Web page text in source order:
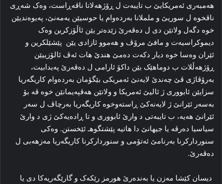
هەمبەری ئەمریکایێ ب تایبەت ل ڕۆژهەلاتا ناڤەڕاست، وەک شەڕی
ناڤخوە ل سوریێ و ململانا بەردەوام یا حوسیێن یەمەنێ، پەیوەندیێن
خوە دگەل ولاتێن دی ل دەڤەرێ زێدەتر یێن ئاڵۆزکرین وەک
دیموکراسیەت و مافێ مرۆڤ و هەموو ئازادی یێن پێشێلکرین و
ئێران وەسا خوە دیار دکەت دەمێ هندێ هات ئەڤ ئالۆزییێن
ڕۆژهەڵلات ب دوماهێک بێن داکۆ ئارامی ل دەڤەرێ پەیدابیت،
بەرۆڤاژی ڤێ چەندێ لایەنێ ئەمریکی بێگۆمان بەردەوام کاریگەریا
سزایێن ئابووری ژ ئالیێ ئەمریکا و ولاتێن هەڤپەیمانێن خوە ڤە بۆ
بەسەر ئێرانێ ژ لایەنەکێ ڕاستەوخوە کاریگەریا بەرچاڤ ل سەر
ئێرانێ هەیە، ب تایبەتی د وارێ ئابووری و تا ڕادەیەکێ ژی د وارێ
سیاسیا دەرڤە یا جیهانێ دا هاتیە پێشتگوهـ ئێخستن. وەكی
سنوردارکرنا بەرنامێ ئەتۆمی و سنوردارکرنا کاریگەریا مەزهەبی ل
دەڤەرێ.
دیسان کێشا مەزن یا بەندەرێ هورمز رێکەک و گارێگەریەکا دی یا